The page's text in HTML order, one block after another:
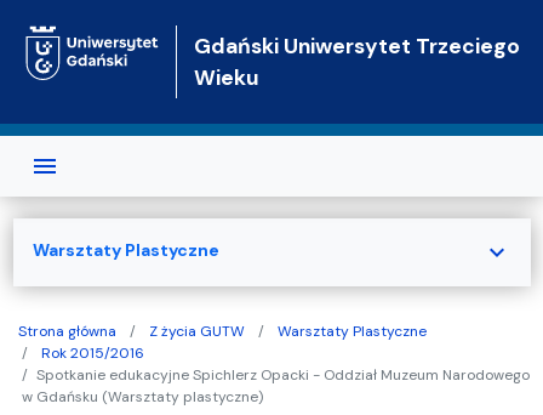
Gdański Uniwersytet Trzeciego
Wieku
Strona główna Z życia GUTW
Warsztaty Plastyczne
Rok 2015/2016
Spotkanie edukacyjne Spichlerz Opacki - Oddział Muzeum Narodowego
w Gdańsku (Warsztaty plastyczne)
Warsztaty Plastyczne expand_more